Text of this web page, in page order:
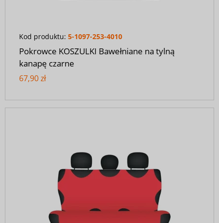
Kod produktu: 5-1097-253-4010
Pokrowce KOSZULKI Bawełniane na tylną
kanapę czarne
67,90 zł